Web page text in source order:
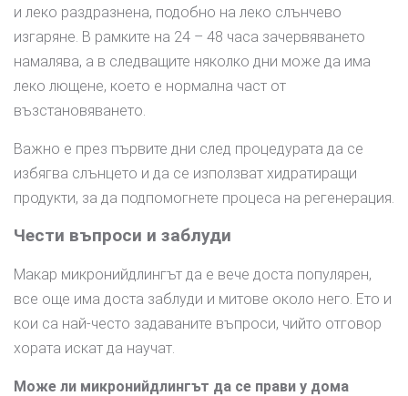
и леко раздразнена, подобно на леко слънчево
изгаряне. В рамките на 24 – 48 часа зачервяването
намалява, а в следващите няколко дни може да има
леко лющене, което е нормална част от
възстановяването.
Важно е през първите дни след процедурата да се
избягва слънцето и да се използват хидратиращи
продукти, за да подпомогнете процеса на регенерация.
Чести въпроси и заблуди
Макар микронийдлингът да е вече доста популярен,
все още има доста заблуди и митове около него. Ето и
кои са най-често задаваните въпроси, чийто отговор
хората искат да научат.
Може ли микронийдлингът да се прави у дома